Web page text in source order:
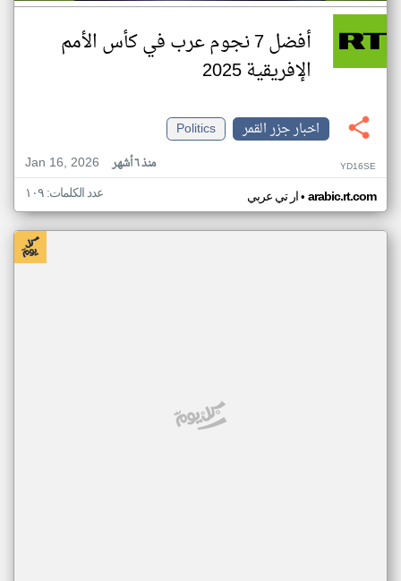
أفضل 7 نجوم عرب في كأس الأمم
الإفريقية 2025
اخبار جزر القمر
Politics
Jan 16, 2026
منذ ٦ أشهر YD16SE
ار تي عربي• arabic.rt.com عدد الكلمات: ١٠٩